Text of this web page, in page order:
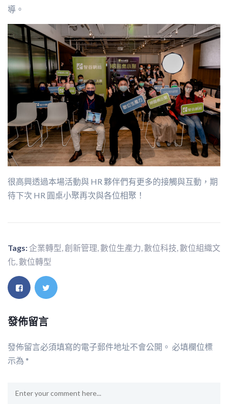
導。
很高興透過本場活動與 HR 夥伴們有更多的接觸與互動，期
待下次 HR 圓桌小聚再次與各位相聚！
Tags:企業轉型,創新管理,數位生產力,數位科技,數位組織文
化,數位轉型
發佈留言
發佈留言必須填寫的電子郵件地址不會公開。 必填欄位標
示為 *